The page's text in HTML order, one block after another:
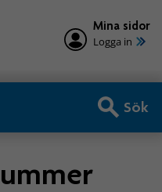
Mina sidor
Logga in
Sök